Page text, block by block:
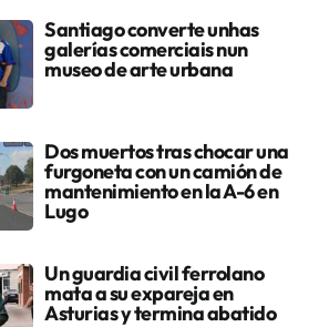
Santiago converte unhas
galerías comerciais nun
museo de arte urbana
Dos muertos tras chocar una
furgoneta con un camión de
mantenimiento en la A-6 en
Lugo
Un guardia civil ferrolano
mata a su expareja en
Asturias y termina abatido